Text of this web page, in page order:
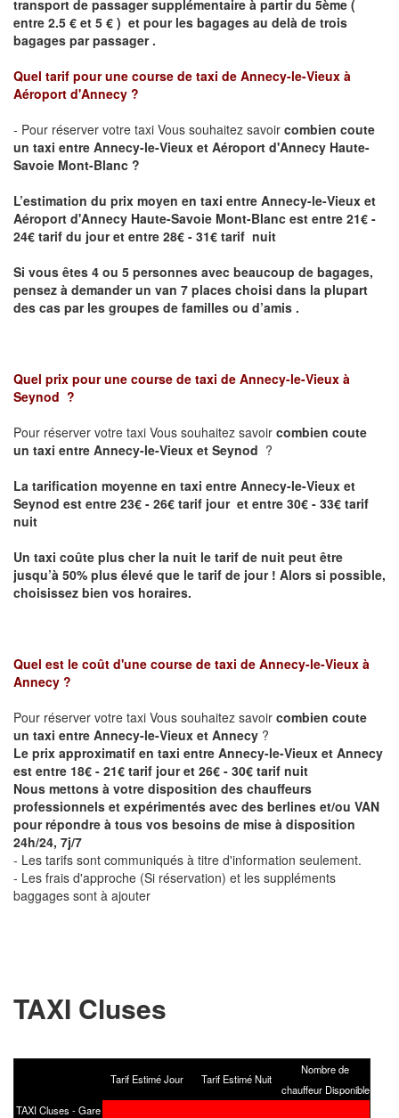
transport de passager supplémentaire à partir du 5ème (
entre 2.5 € et 5 € ) et pour les bagages au delà de trois
bagages par passager .
Quel tarif pour une course de taxi de Annecy-le-Vieux à
Aéroport d'Annecy ?
- Pour réserver votre taxi Vous souhaitez savoir combien coute
un taxi entre Annecy-le-Vieux et Aéroport d'Annecy Haute-
Savoie Mont-Blanc ?
L’estimation du prix moyen en taxi entre Annecy-le-Vieux et
Aéroport d'Annecy Haute-Savoie Mont-Blanc est entre 21€ -
24€ tarif du jour et entre 28€ - 31€ tarif nuit
Si vous êtes 4 ou 5 personnes avec beaucoup de bagages,
pensez à demander un van 7 places choisi dans la plupart
des cas par les groupes de familles ou d’amis .
Quel prix pour une course de taxi de Annecy-le-Vieux à
Seynod ?
Pour réserver votre taxi Vous souhaitez savoir combien coute
un taxi entre Annecy-le-Vieux et Seynod ?
La tarification moyenne en taxi entre Annecy-le-Vieux et
Seynod est entre 23€ - 26€ tarif jour et entre 30€ - 33€ tarif
nuit
Un taxi coûte plus cher la nuit le tarif de nuit peut être
jusqu’à 50% plus élevé que le tarif de jour ! Alors si possible,
choisissez bien vos horaires.
Quel est le coût d'une course de taxi de Annecy-le-Vieux à
Annecy ?
Pour réserver votre taxi Vous souhaitez savoir combien coute
un taxi entre Annecy-le-Vieux et Annecy ?
Le prix approximatif en taxi entre Annecy-le-Vieux et Annecy
est entre 18€ - 21€ tarif jour et 26€ - 30€ tarif nuit
Nous mettons à votre disposition des chauffeurs
professionnels et expérimentés avec des berlines et/ou VAN
pour répondre à tous vos besoins de mise à disposition
24h/24, 7j/7
- Les tarifs sont communiqués à titre d'information seulement.
- Les frais d'approche (Si réservation) et les suppléments
baggages sont à ajouter
TAXI Cluses
Tarif Estimé Jour Tarif Estimé Nuit
Nombre de
chauffeur Disponible
TAXI Cluses - Gare